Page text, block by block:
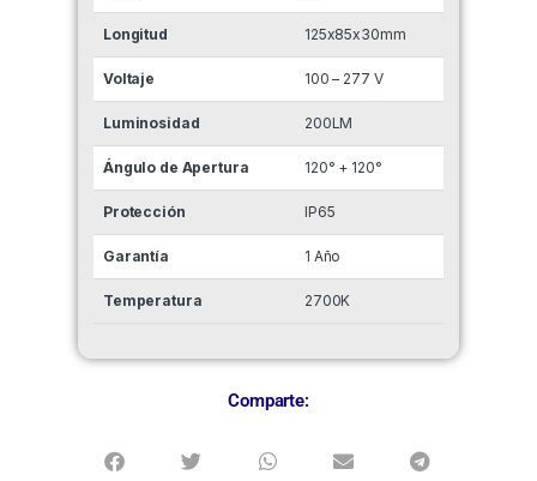
Longitud 125x85x30mm
Voltaje 100 – 277 V
Luminosidad 200LM
Ángulo de Apertura 120° + 120°
Protección IP65
Garantía 1 Año
Temperatura 2700K
Comparte: